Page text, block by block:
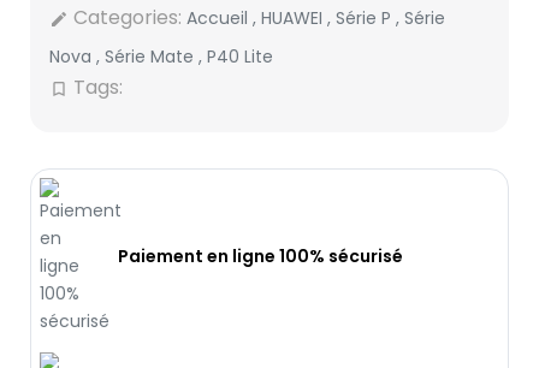
edit Categories: Accueil , HUAWEI , Série P , Série
Nova , Série Mate , P40 Lite
bookmark_border Tags:
Paiement en ligne 100% sécurisé